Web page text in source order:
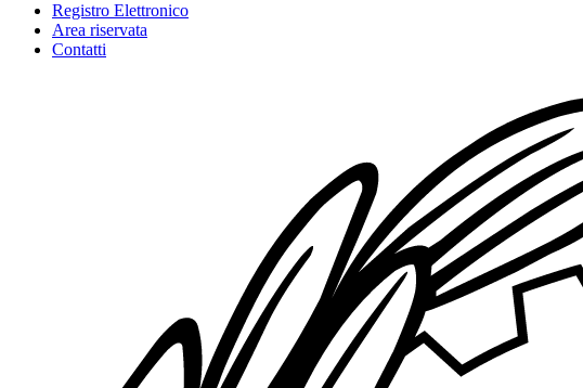
Registro Elettronico
Area riservata
Contatti